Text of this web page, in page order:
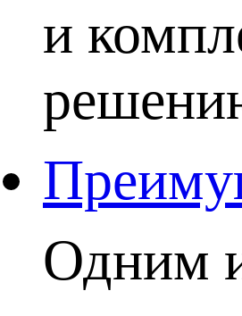
и
Одним